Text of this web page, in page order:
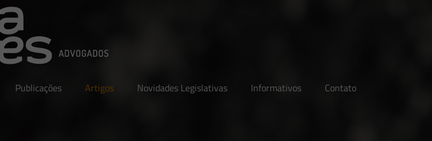
Publicações Artigos Novidades Legislativas Informativos Contato